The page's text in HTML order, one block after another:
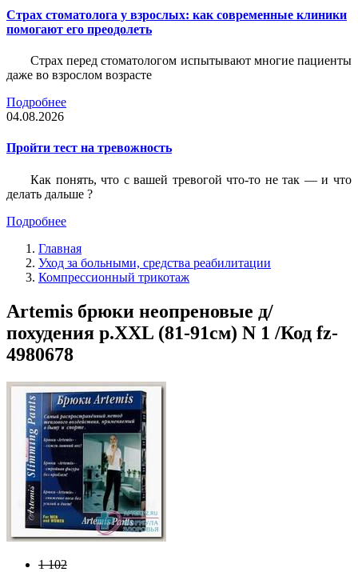
Страх стоматолога у взрослых: как современные клиники
помогают его преодолеть
Страх перед стоматологом испытывают многие пациенты
даже во взрослом возрасте
Подробнее
04.08.2026
Пройти тест на тревожность
Как понять, что с вашей тревогой что-то не так — и что
делать дальше ?
Подробнее
Главная
Уход за больными, средства реабилитации
Компрессионный трикотаж
Artemis брюки неопреновые д/
похудения р.XXL (81-91см) N 1 /Код fz-
4980678
1 102